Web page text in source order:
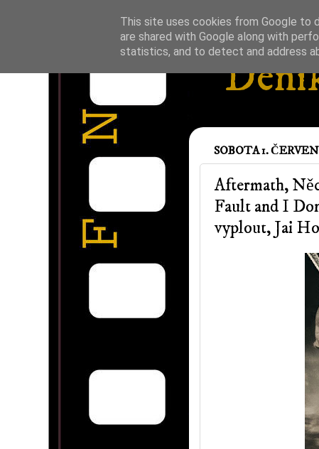
SOBOTA 1.
Aftermath,
Fault and I
vyplout, Jai Ho
This site uses cookies from Google to
are shared with Google along with
statistics, and to detect and address